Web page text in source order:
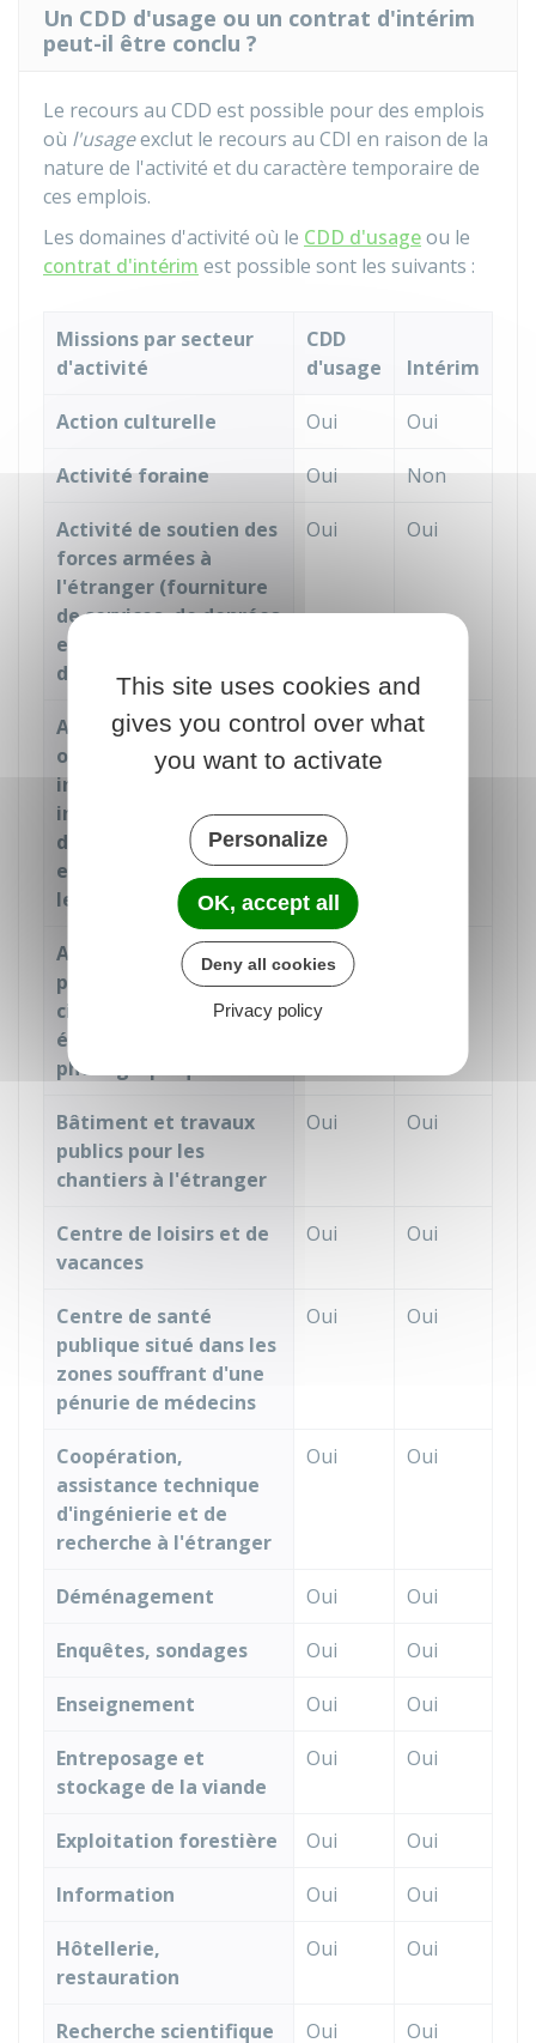
Un CDD d'usage ou un contrat d'intérim
peut-il être conclu ?
Le recours au CDD est possible pour des emplois
où l'usageexclut le recours au CDI en raison de la
nature de l'activité et du caractère temporaire de
ces emplois.
Les domaines d'activité où le CDD d'usageou le
contrat d'intérim est possible sont les suivants :
Missions par secteur
d'activité
CDD
d'usage
Intérim
Action culturelle Oui Oui
Activité foraine Oui Non
Activité de soutien des
forces armées à
l'étranger (fourniture
de services, de denrées
et de marchandises
diverses)
Oui Oui
Assistance technique
ou logistique dans les
institutions
internationales ou
dans l'Union
européenne prévu par
les traités
Non Oui
Audiovisuel,
production
cinématographique,
édition
phonographique
Oui
Bâtiment et travaux
publics pour les
chantiers à l'étranger
Oui Oui
Centre de loisirs et de
vacances
Oui Oui
Centre de santé
publique situé dans les
zones souffrant d'une
pénurie de médecins
Oui Oui
Coopération,
assistance technique
d'ingénierie et de
recherche à l'étranger
Oui Oui
Déménagement Oui Oui
Enquêtes, sondages Oui Oui
Enseignement Oui Oui
Entreposage et
stockage de la viande
Oui Oui
Exploitation forestière Oui Oui
Information Oui Oui
Hôtellerie,
restauration
Oui Oui
Recherche scientifique Oui Oui
This site uses cookies and
gives you control over what
you want to activate
Personalize
OK, accept all
Deny all cookies
Privacy policy